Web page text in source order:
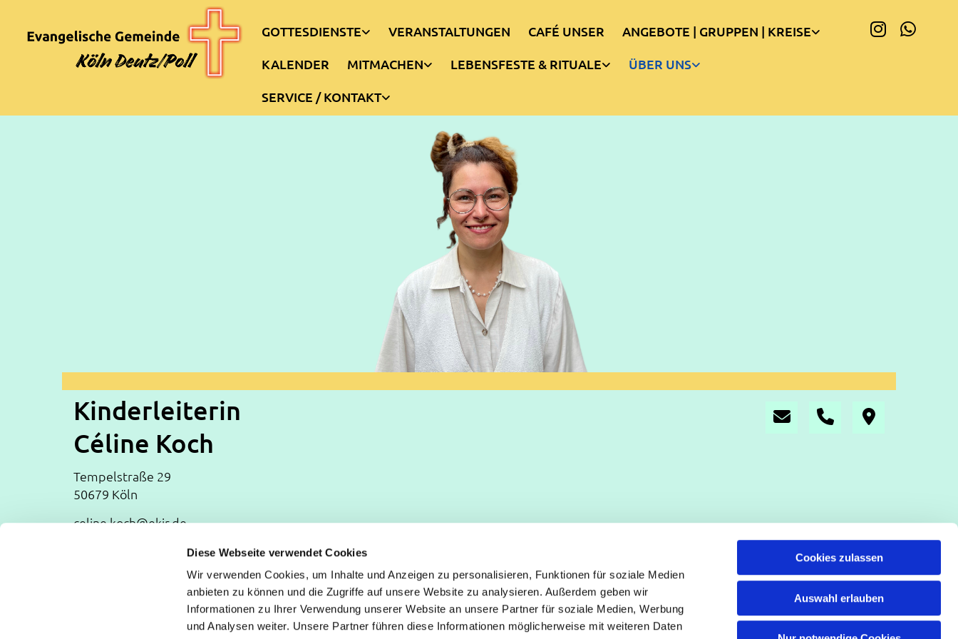
Diese Webseite verwendet Cookies
Wir verwenden Cookies, um Inhalte und Anzeigen zu personalisieren, Funktionen für soziale Medien
anbieten zu können und die Zugriffe auf unsere Website zu analysieren. Außerdem geben wir
Informationen zu Ihrer Verwendung unserer Website an unsere Partner für soziale Medien, Werbung
und Analysen weiter. Unsere Partner führen diese Informationen möglicherweise mit weiteren Daten
Cookies zulassen
Auswahl erlauben
GOTTESDIENSTE VERANSTALTUNGEN CAFÉ UNSER
ANGEBOTE | GRUPPEN | KREISE
KALENDER
MITMACHEN LEBENSFESTE & RITUALE
ÜBER UNS
SERVICE / KONTAKT
Kinderleiterin
Céline Koch
Tempelstraße 29
50679 Köln
celine.koch@ekir.de
Evangelische Kirchengemeinde Köln-Deutz/Poll
Deutz: Tempelstraße 29, 50679 Köln
Poll: Rolshover Str. 588a, 51105 Köln
koeln-deutz-poll@ekir.de
Spenden